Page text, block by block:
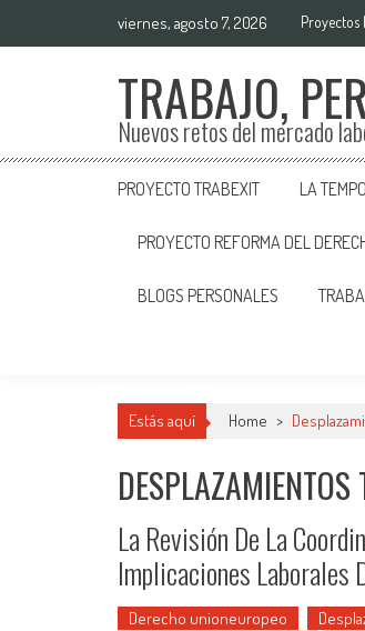
viernes, agosto 7, 2026 Proyectos
TRABAJO,
Nuevos retos del mercado
PROYECTO TRABEXIT LA
PROYECTO REFORMA DEL
BLOGS PERSONALES
Estás aquí Home >
La Revisión De La
Implicaciones
Derecho unioneuropeo